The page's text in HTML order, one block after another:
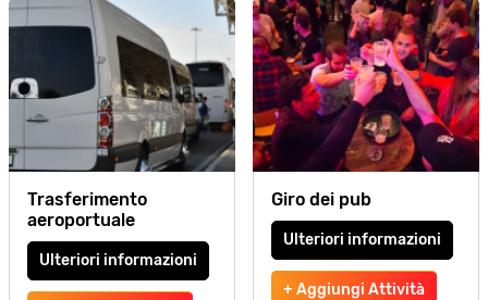
Trasferimento
aeroportuale
Ulteriori informazioni
Giro dei pub
Ulteriori informazioni
+ Aggiungi Attività